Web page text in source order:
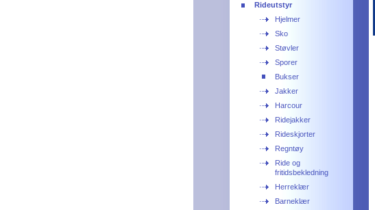
Rideutstyr
Hjelmer
Sko
Støvler
Sporer
Bukser
Jakker
Harcour
Ridejakker
Rideskjorter
Regntøy
Ride og
fritidsbekledning
Herreklær
Barneklær